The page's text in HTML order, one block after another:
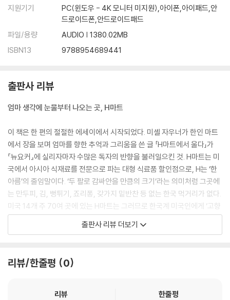
지원기기
PC(윈도우 - 4K 모니터 미지원),아이폰,아이패드,안
드로이드폰,안드로이드패드
파일/용량
AUDIO | 1380.02MB
ISBN13
9788954689441
출판사 리뷰
엄마 생각에 눈물부터 나오는 곳, H마트
이 책은 한 편의 절절한 에세이에서 시작되었다. 미셸 자우너가 한인 마트
에서 장을 보며 엄마를 향한 추억과 그리움을 쓴 글 「H마트에서 울다」가
『뉴요커』에 실리자마자 수많은 독자의 반향을 불러일으킨 것. H마트는 미
국에서 아시아 식재료를 전문으로 파는 대형 식료품 할인점으로, H는 ‘한
아름’의 줄임말이다. ‘두 팔로 감싸안을 만큼의 크기’라는 의미처럼 그곳에
는 만두피, 김, 뻥튀기, 죠리퐁, 갖가지 밑반찬 등 없는 한국 먹거리가 없다.
미국 14개 주 70여 곳에 있는 H마트는 그러므로 한국계 미국인에게 ‘고향
의 맛’을 찾게 해주는 보물창고와도 같다. 2층 식당가에는 뚝배기에 찌개가
담겨 나오고 떡볶이를 파는 한국 음식 전문점과 탕수육, 짬뽕, 볶음밥과 짜
니를 보고 울컥한다. H마트에서, 엄마는 어디에나 있다. 비빔밥에 고추장
출판사 리뷰 더보기
리뷰/한줄평 0
리뷰
한줄평